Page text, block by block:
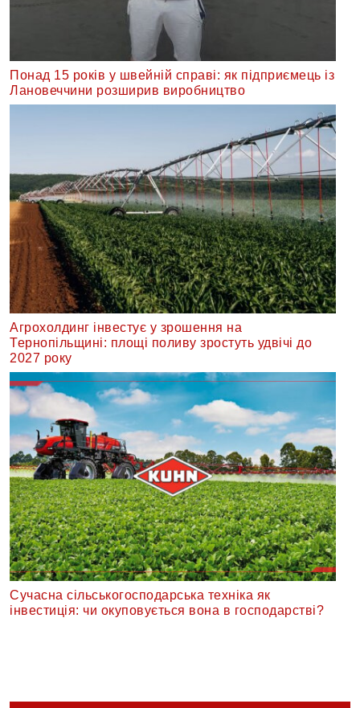
Понад 15 років у швейній справі: як підприємець із
Лановеччини розширив виробництво
Агрохолдинг інвестує у зрошення на
Тернопільщині: площі поливу зростуть удвічі до
2027 року
Сучасна сільськогосподарська техніка як
інвестиція: чи окуповується вона в господарстві?